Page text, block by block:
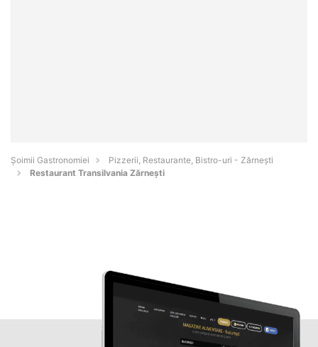
Șoimii Gastronomiei
Pizzerii, Restaurante, Bistro-uri - Zărneşti
Restaurant Transilvania Zărnești